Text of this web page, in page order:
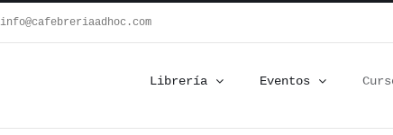
info@cafebreriaadhoc.com
Librería Eventos